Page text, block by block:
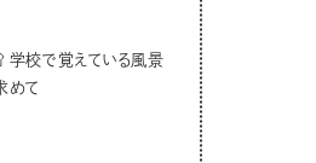
校で覚えている風景
めて